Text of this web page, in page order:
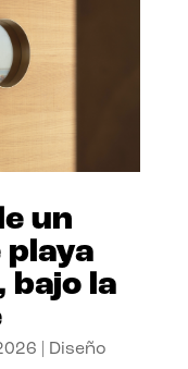
un
bajo la
Diseño